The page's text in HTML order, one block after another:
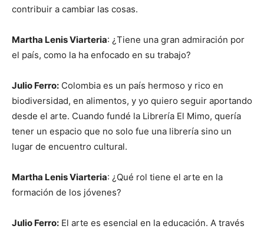
contribuir a cambiar las cosas.
Martha Lenis Viarteria: ¿Tiene una gran admiración por
el país, como la ha enfocado en su trabajo?
Julio Ferro: Colombia es un país hermoso y rico en
biodiversidad, en alimentos, y yo quiero seguir aportando
desde el arte. Cuando fundé la Librería El Mimo, quería
tener un espacio que no solo fue una librería sino un
lugar de encuentro cultural.
Martha Lenis Viarteria: ¿Qué rol tiene el arte en la
formación de los jóvenes?
Julio Ferro: El arte es esencial en la educación. A través